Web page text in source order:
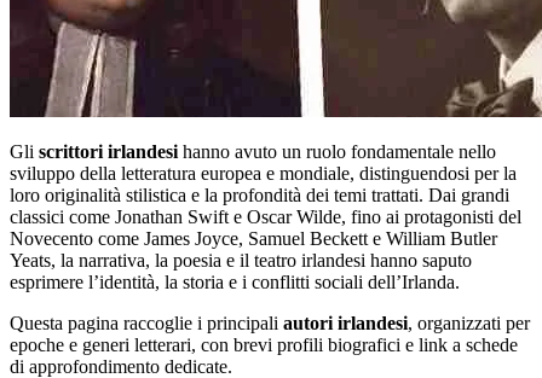
Gli scrittori irlandesi hanno avuto un ruolo fondamentale nello
sviluppo della letteratura europea e mondiale, distinguendosi per la
loro originalità stilistica e la profondità dei temi trattati. Dai grandi
classici come Jonathan Swift e Oscar Wilde, fino ai protagonisti del
Novecento come James Joyce, Samuel Beckett e William Butler
Yeats, la narrativa, la poesia e il teatro irlandesi hanno saputo
esprimere l’identità, la storia e i conflitti sociali dell’Irlanda.
Questa pagina raccoglie i principali autori irlandesi, organizzati per
epoche e generi letterari, con brevi profili biografici e link a schede
di approfondimento dedicate.